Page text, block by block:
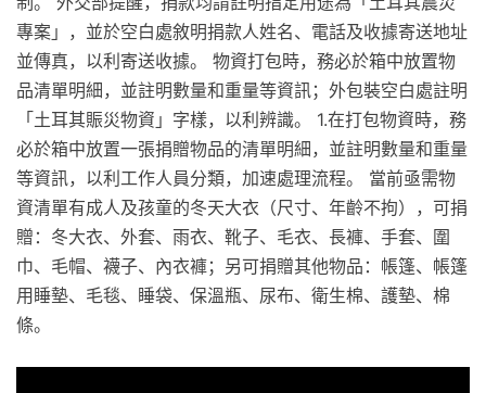
專案」，並於空白處敘明捐款人姓名、電話及收據寄送地址
並傳真，以利寄送收據。 物資打包時，務必於箱中放置物
品清單明細，並註明數量和重量等資訊；外包裝空白處註明
「土耳其賑災物資」字樣，以利辨識。 1.在打包物資時，務
必於箱中放置一張捐贈物品的清單明細，並註明數量和重量
等資訊，以利工作人員分類，加速處理流程。 當前亟需物
資清單有成人及孩童的冬天大衣（尺寸、年齡不拘），可捐
贈：冬大衣、外套、雨衣、靴子、毛衣、長褲、手套、圍
巾、毛帽、襪子、內衣褲；另可捐贈其他物品：帳篷、帳篷
用睡墊、毛毯、睡袋、保溫瓶、尿布、衛生棉、護墊、棉
條。